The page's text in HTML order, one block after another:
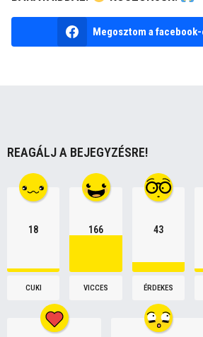
i
n
Megosztom a
REAGÁLJ A BEJEGYZÉSRE!
18
CUKI
166
VICCES
43
ÉRDEKES